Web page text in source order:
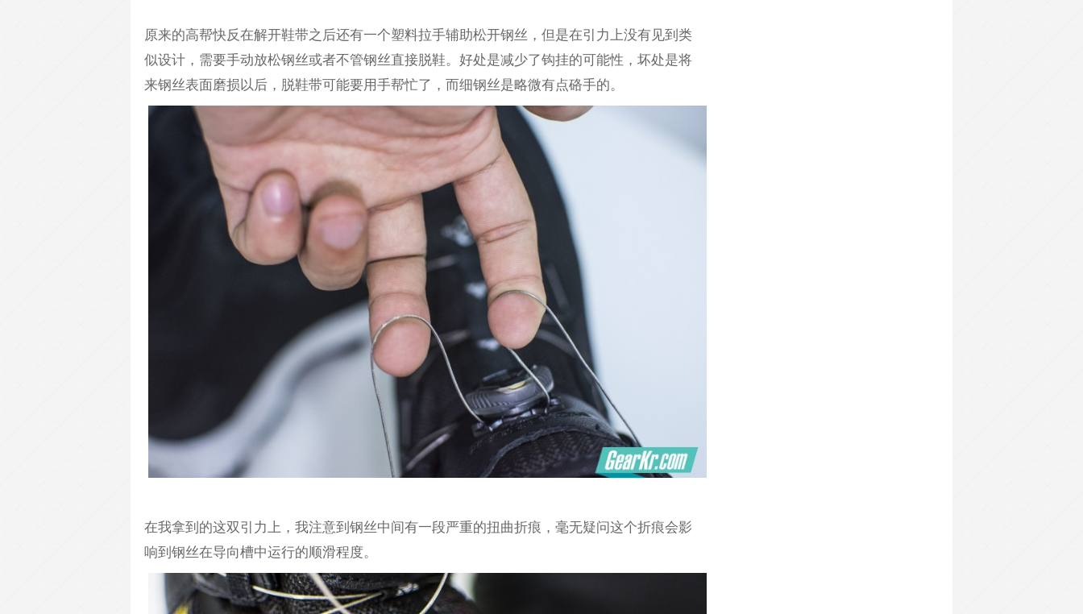
原来的高帮快反在解开鞋带之后还有一个塑料拉手辅助松开钢丝，但是在引力上没有见到类
似设计，需要手动放松钢丝或者不管钢丝直接脱鞋。好处是减少了钩挂的可能性，坏处是将
来钢丝表面磨损以后，脱鞋带可能要用手帮忙了，而细钢丝是略微有点硌手的。
在我拿到的这双引力上，我注意到钢丝中间有一段严重的扭曲折痕，毫无疑问这个折痕会影
响到钢丝在导向槽中运行的顺滑程度。